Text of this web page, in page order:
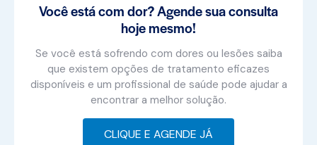
Você está com dor? Agende sua consulta
hoje mesmo!
Se você está sofrendo com dores ou lesões saiba
que existem opções de tratamento eficazes
disponíveis e um profissional de saúde pode ajudar a
encontrar a melhor solução.
CLIQUE E AGENDE JÁ